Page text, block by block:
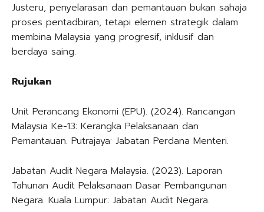
Justeru, penyelarasan dan pemantauan bukan sahaja
proses pentadbiran, tetapi elemen strategik dalam
membina Malaysia yang progresif, inklusif dan
berdaya saing.
Rujukan
Unit Perancang Ekonomi (EPU). (2024). Rancangan
Malaysia Ke-13: Kerangka Pelaksanaan dan
Pemantauan. Putrajaya: Jabatan Perdana Menteri.
Jabatan Audit Negara Malaysia. (2023). Laporan
Tahunan Audit Pelaksanaan Dasar Pembangunan
Negara. Kuala Lumpur: Jabatan Audit Negara.